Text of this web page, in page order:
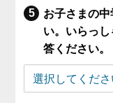
お子さまの
い。いらっ
答ください。